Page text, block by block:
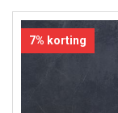
7% korting